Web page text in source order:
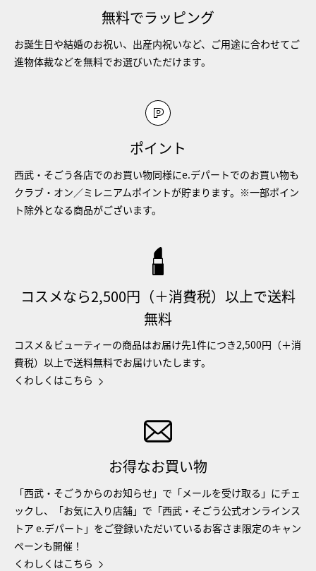
無料でラッピング
お誕生日や結婚のお祝い、出産内祝いなど、ご用途に合わせてご
進物体裁などを無料でお選びいただけます。
ポイント
西武・そごう各店でのお買い物同様にe.デパートでのお買い物も
クラブ・オン／ミレニアムポイントが貯まります。※一部ポイン
ト除外となる商品がございます。
コスメなら2,500円（＋消費税）以上で送料
無料
コスメ＆ビューティーの商品はお届け先1件につき2,500円（＋消
費税）以上で送料無料でお届けいたします。
くわしくはこちら
お得なお買い物
「西武・そごうからのお知らせ」で「メールを受け取る」にチェ
ックし、「お気に入り店舗」で「西武・そごう公式オンラインス
トア e.デパート」をご登録いただいているお客さま限定のキャン
ペーンも開催！
くわしくはこちら